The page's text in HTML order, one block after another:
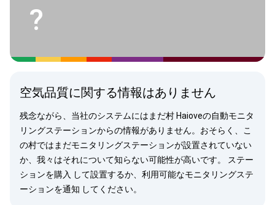
?
空気品質に関する情報はありません
残念ながら、当社のシステムにはまだ村 Haioveの自動モニタ
リングステーションからの情報がありません。おそらく、こ
の村ではまだモニタリングステーションが設置されていない
か、我々はそれについて知らない可能性が高いです。
ステー
ションを購入 して設置するか、利用可能なモニタリングステ
ーションを通知 してください。